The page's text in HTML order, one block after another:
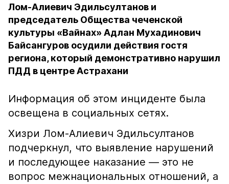
Лом-Алиевич Эдильсултанов и
председатель Общества чеченской
культуры «Вайнах» Адлан Мухадинович
Байсангуров осудили действия гостя
региона, который демонстративно нарушил
ПДД в центре Астрахани
Информация об этом инциденте была
освещена в социальных сетях.
Хизри Лом-Алиевич Эдильсултанов
подчеркнул, что выявление нарушений
и последующее наказание — это не
вопрос межнациональных отношений, а